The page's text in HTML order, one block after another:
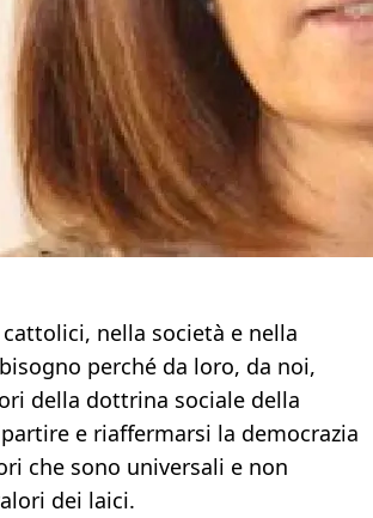
cattolici, nella società e nella
perché da loro, da noi,
della dottrina sociale della
e riaffermarsi la democrazia
che sono universali e non
dei laici.